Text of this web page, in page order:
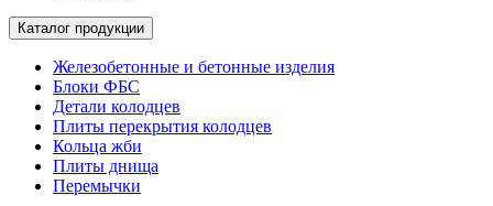
Каталог продукции
Железобетонные и бетонные изделия
Блоки ФБС
Детали колодцев
Плиты перекрытия колодцев
Кольца жби
Плиты днища
Перемычки